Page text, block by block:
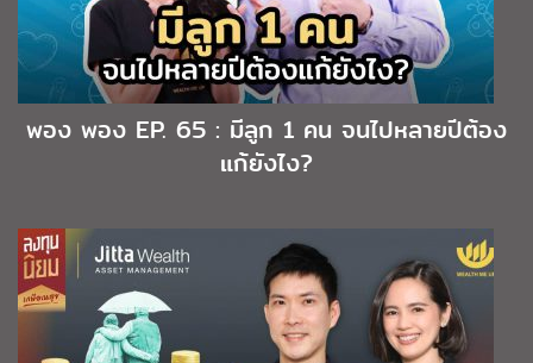
พอง พอง EP. 65 : มีลูก 1 คน จนไปหลายปีต้อง
แก้ยังไง?